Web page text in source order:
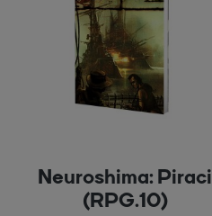
Neuroshima: Piraci
(RPG.10)